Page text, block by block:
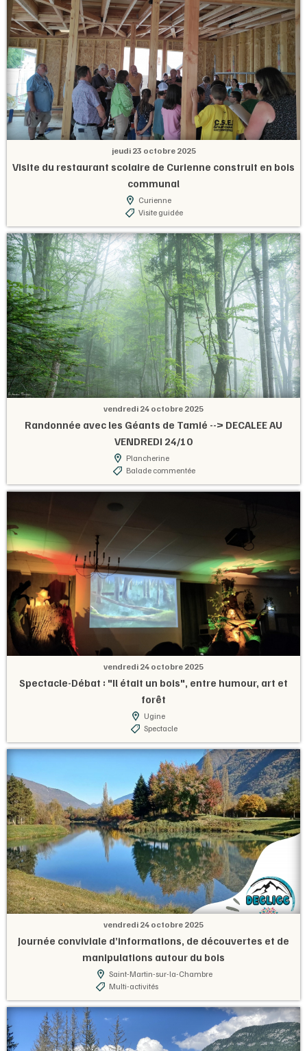
jeudi 23 octobre 2025
Visite du restaurant scolaire de Curienne construit en bois
communal
Curienne
Visite guidée
vendredi 24 octobre 2025
Randonnée avec les Géants de Tamié --> DECALEE AU
VENDREDI 24/10
Plancherine
Balade commentée
vendredi 24 octobre 2025
Spectacle-Débat : "Il était un bois", entre humour, art et
forêt
Ugine
Spectacle
vendredi 24 octobre 2025
Journée conviviale d’informations, de découvertes et de
manipulations autour du bois
Saint-Martin-sur-la-Chambre
Multi-activités